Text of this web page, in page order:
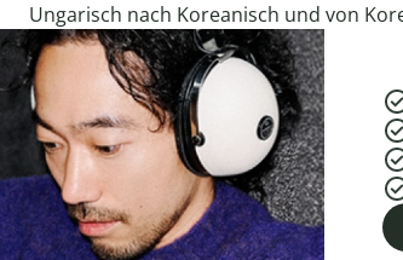
Ungarisch nach Koreanisch und von